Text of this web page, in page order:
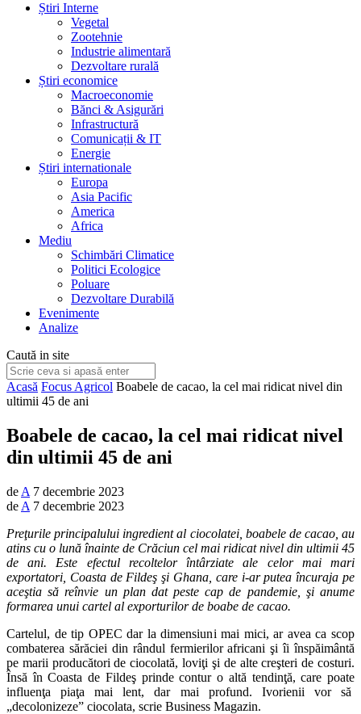
Știri Interne
Vegetal
Zootehnie
Industrie alimentară
Dezvoltare rurală
Știri economice
Macroeconomie
Bănci & Asigurări
Infrastructură
Comunicații & IT
Energie
Știri internationale
Europa
Asia Pacific
America
Africa
Mediu
Schimbări Climatice
Politici Ecologice
Poluare
Dezvoltare Durabilă
Evenimente
Analize
Caută in site
Acasă Focus Agricol Boabele de cacao, la cel mai ridicat nivel din
ultimii 45 de ani
Boabele de cacao, la cel mai ridicat nivel
din ultimii 45 de ani
de A 7 decembrie 2023
de A 7 decembrie 2023
Preţurile principalului ingredient al ciocolatei, boabele de cacao, au
atins cu o lună înainte de Crăciun cel mai ridicat nivel din ultimii 45
de ani. Este efectul recoltelor întârziate ale celor mai mari
exportatori, Coasta de Fildeş şi Ghana, care i-ar putea încuraja pe
aceştia să reînvie un plan dat peste cap de pandemie, şi anume
formarea unui cartel al exporturilor de boabe de cacao.
Cartelul, de tip OPEC dar la dimensiuni mai mici, ar avea ca scop
combaterea sărăciei din rândul fermierilor africani şi îi înspăimântă
pe marii producători de ciocolată, loviţi şi de alte creşteri de costuri.
Însă în Coasta de Fildeş prinde contur o altă tendinţă, care poate
influenţa piaţa mai lent, dar mai profund. Ivorienii vor să
„decolonizeze” ciocolata, scrie Business Magazin.